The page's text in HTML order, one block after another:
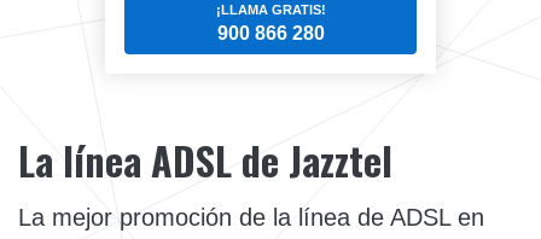
¡LLAMA GRATIS!
900 866 280
La línea ADSL de Jazztel
La mejor promoción de la línea de ADSL en